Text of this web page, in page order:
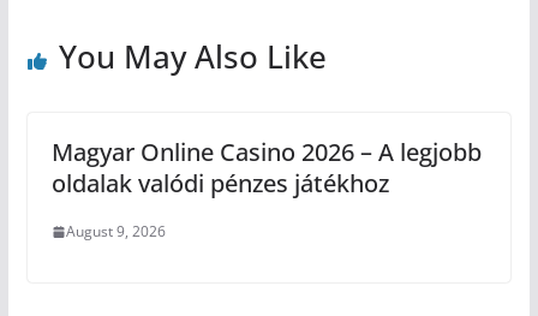
You May Also Like
Magyar Online Casino 2026 – A legjobb
oldalak valódi pénzes játékhoz
August 9, 2026